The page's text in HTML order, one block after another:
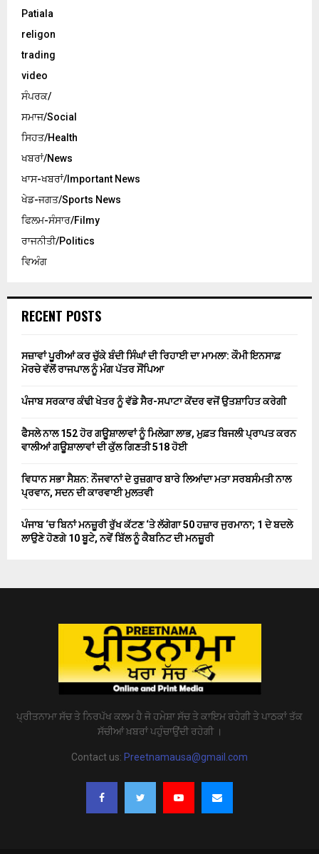
Patiala
religon
trading
video
ਸੰਪਰਕ/
ਸਮਾਜ/Social
ਸਿਹਤ/Health
ਖਬਰਾਂ/News
ਖਾਸ-ਖਬਰਾਂ/Important News
ਖੇਡ-ਜਗਤ/Sports News
ਫਿਲਮ-ਸੰਸਾਰ/Filmy
ਰਾਜਨੀਤੀ/Politics
ਵਿਅੰਗ
RECENT POSTS
ਸਜ਼ਾਵਾਂ ਪੂਰੀਆਂ ਕਰ ਚੁੱਕੇ ਬੰਦੀ ਸਿੰਘਾਂ ਦੀ ਰਿਹਾਈ ਦਾ ਮਾਮਲਾ: ਕੌਮੀ ਇਨਸਾਫ਼
ਮੋਰਚੇ ਵੱਲੋਂ ਰਾਜਪਾਲ ਨੂੰ ਮੰਗ ਪੱਤਰ ਸੌਂਪਿਆ
ਪੰਜਾਬ ਸਰਕਾਰ ਕੰਢੀ ਖੇਤਰ ਨੂੰ ਵੱਡੇ ਸੈਰ-ਸਪਾਟਾ ਕੇਂਦਰ ਵਜੋਂ ਉਤਸ਼ਾਹਿਤ ਕਰੇਗੀ
ਫੈਸਲੇ ਨਾਲ 152 ਹੋਰ ਗਊਸ਼ਾਲਾਵਾਂ ਨੂੰ ਮਿਲੇਗਾ ਲਾਭ, ਮੁਫ਼ਤ ਬਿਜਲੀ ਪ੍ਰਾਪਤ ਕਰਨ
ਵਾਲੀਆਂ ਗਊਸ਼ਾਲਾਵਾਂ ਦੀ ਕੁੱਲ ਗਿਣਤੀ 518 ਹੋਈ
ਵਿਧਾਨ ਸਭਾ ਸੈਸ਼ਨ: ਨੌਜਵਾਨਾਂ ਦੇ ਰੁਜ਼ਗਾਰ ਬਾਰੇ ਲਿਆਂਦਾ ਮਤਾ ਸਰਬਸੰਮਤੀ ਨਾਲ
ਪ੍ਰਵਾਨ, ਸਦਨ ਦੀ ਕਾਰਵਾਈ ਮੁਲਤਵੀ
ਪੰਜਾਬ ‘ਚ ਬਿਨਾਂ ਮਨਜ਼ੂਰੀ ਰੁੱਖ ਕੱਟਣ ‘ਤੇ ਲੱਗੇਗਾ 50 ਹਜ਼ਾਰ ਜੁਰਮਾਨਾ; 1 ਦੇ ਬਦਲੇ
ਲਾਉਣੇ ਹੋਣਗੇ 10 ਬੂਟੇ, ਨਵੇਂ ਬਿੱਲ ਨੂੰ ਕੈਬਨਿਟ ਦੀ ਮਨਜ਼ੂਰੀ
ਪ੍ਰੀਤਨਾਮਾ ਸੱਚ ਤੇ ਨਿਰਪੱਖ ਕਲਮ ਹੈ ਜੋ ਹਮੇਸ਼ਾ ਸੱਚ ਤੇ ਕਾਇਮ ਰਹੇਗੀ ਤੇ ਪਾਠਕਾਂ ਤੱਕ
ਸੱਚੀਆਂ ਖ਼ਬਰਾਂ ਪਹੁੰਚਾਉਂਦੀ ਰਹੇਗੀ ।
Contact us: Preetnamausa@gmail.com